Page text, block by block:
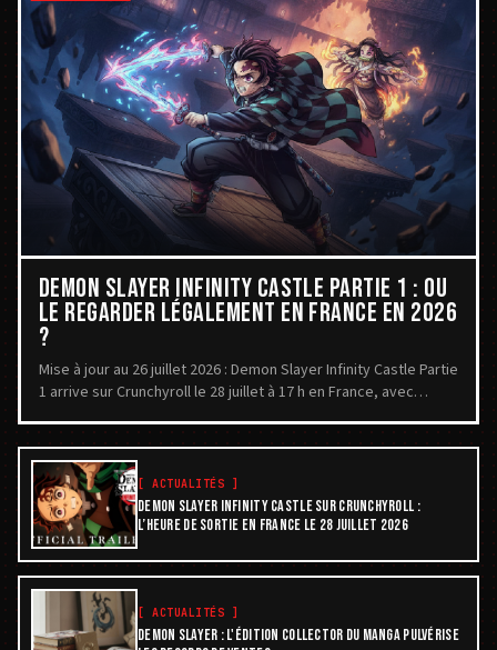
DEMON SLAYER INFINITY CASTLE PARTIE 1 : OÙ
LE REGARDER LÉGALEMENT EN FRANCE EN 2026
?
Mise à jour au 26 juillet 2026 : Demon Slayer Infinity Castle Partie
1 arrive sur Crunchyroll le 28 juillet à 17 h en France, avec
[ ACTUALITÉS ]
DEMON SLAYER INFINITY CASTLE SUR CRUNCHYROLL :
L’HEURE DE SORTIE EN FRANCE LE 28 JUILLET 2026
[ ACTUALITÉS ]
DEMON SLAYER : L'ÉDITION COLLECTOR DU MANGA PULVÉRISE